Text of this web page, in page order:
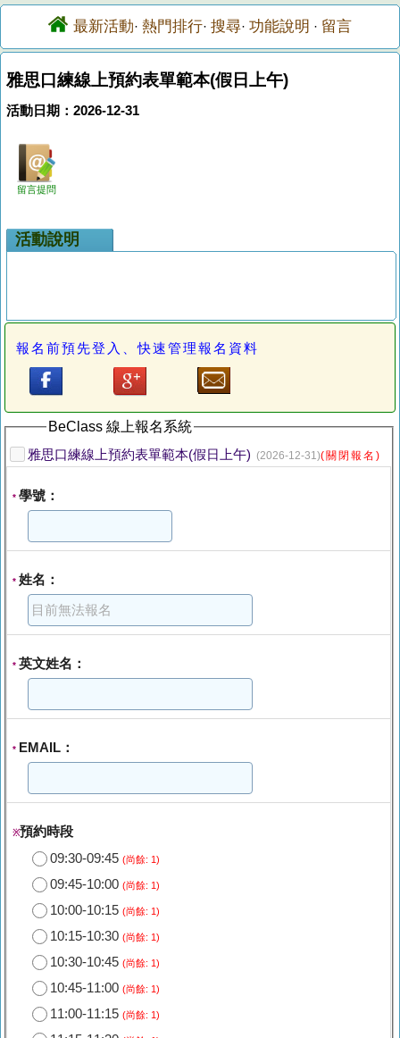
最新活動· 熱門排行· 搜尋· 功能說明 · 留言
雅思口練線上預約表單範本(假日上午)
活動日期：2026-12-31
留言提問
活動說明
報名前預先登入、快速管理報名資料
BeClass 線上報名系統
雅思口練線上預約表單範本(假日上午) (2026-12-31)(關閉報名)
* 學號：
* 姓名：
* 英文姓名：
* EMAIL：
※預約時段
09:30-09:45 (尚餘: 1)
09:45-10:00 (尚餘: 1)
10:00-10:15 (尚餘: 1)
10:15-10:30 (尚餘: 1)
10:30-10:45 (尚餘: 1)
10:45-11:00 (尚餘: 1)
11:00-11:15 (尚餘: 1)